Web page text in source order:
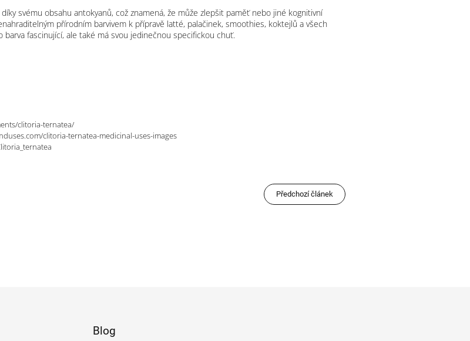
svému obsahu antokyanů, což znamená, že může zlepšit paměť nebo jiné kognitivní
přírodním barvivem k přípravě latté, palačinek, smoothies, koktejlů a všech
fascinující, ale také má svou jedinečnou specifickou chuť.
clitoria-ternatea/
clitoria-ternatea-medicinal-uses-images
Předchozí článek
Blog